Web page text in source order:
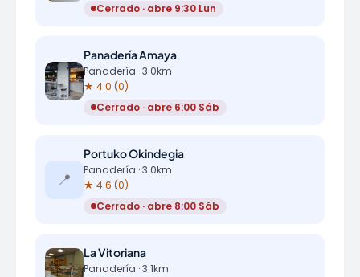
Cerrado · abre 9:30 Lun
Panadería Amaya
Panadería · 3.0km
★ 4.0 (0)
Cerrado · abre 6:00 Sáb
📍
Portuko Okindegia
Panadería · 3.0km
★ 4.6 (0)
Cerrado · abre 8:00 Sáb
La Vitoriana
Panadería · 3.1km